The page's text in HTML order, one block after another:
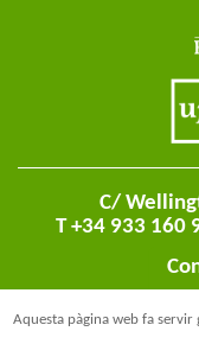
C/
T +34 933 160
Aquesta pàgina web fa servir